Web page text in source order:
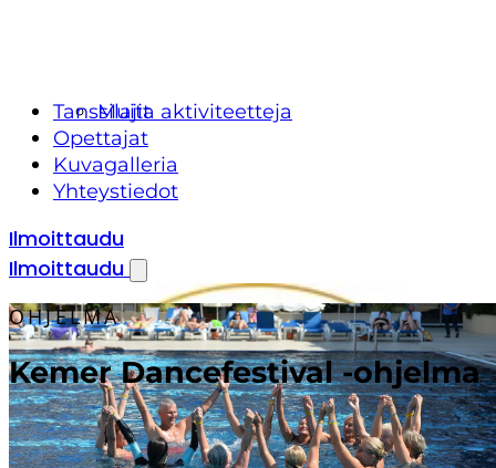
Muita aktiviteetteja
Tanssilajit
Opettajat
Kuvagalleria
Yhteystiedot
Ilmoittaudu
Ilmoittaudu
OHJELMA
Kemer Dancefestival -ohjelma
26.9.2026 – 2.10.2026